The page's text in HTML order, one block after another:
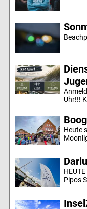
Uhr!!!
Heute
Pipos